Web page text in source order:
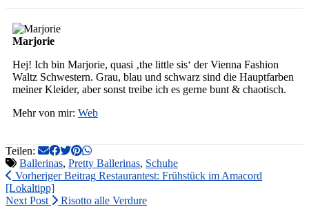
Marjorie
Hej! Ich bin Marjorie, quasi ‚the little sis‘ der Vienna Fashion
Waltz Schwestern. Grau, blau und schwarz sind die Hauptfarben
meiner Kleider, aber sonst treibe ich es gerne bunt & chaotisch.
Mehr von mir: Web
Teilen:
Ballerinas, Pretty Ballerinas, Schuhe
Vorheriger Beitrag Restaurantest: Frühstück im Amacord
[Lokaltipp]
Next Post
Risotto alle Verdure